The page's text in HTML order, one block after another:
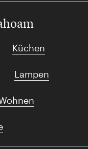
Küchen
Lampen